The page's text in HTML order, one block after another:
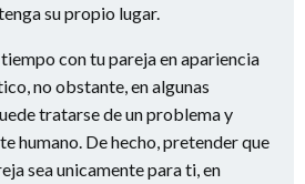
su propio lugar.
con tu pareja en apariencia
no obstante, en algunas
tratarse de un problema y
humano. De hecho, pretender que
sea unicamente para ti, en